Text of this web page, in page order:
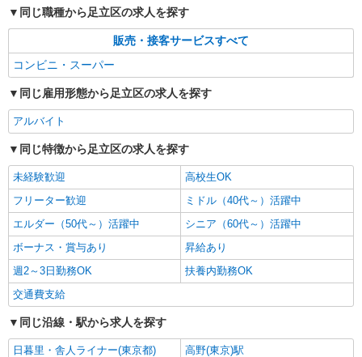
同じ職種から足立区の求人を探す
販売・接客サービスすべて
コンビニ・スーパー
同じ雇用形態から足立区の求人を探す
アルバイト
同じ特徴から足立区の求人を探す
未経験歓迎
高校生OK
フリーター歓迎
ミドル（40代～）活躍中
エルダー（50代～）活躍中
シニア（60代～）活躍中
ボーナス・賞与あり
昇給あり
週2～3日勤務OK
扶養内勤務OK
交通費支給
同じ沿線・駅から求人を探す
日暮里・舎人ライナー(東京都)
高野(東京)駅